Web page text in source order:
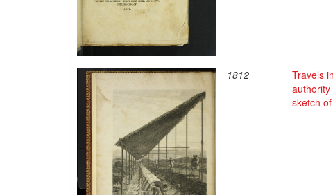
1812
Travels
sketch